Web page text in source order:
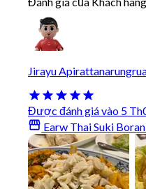
Jirayu
Được đánh giá vào 5
Earw Thai Suki